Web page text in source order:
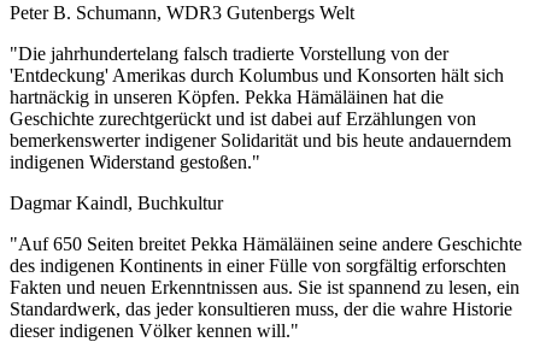
Peter B. Schumann, WDR3 Gutenbergs Welt
"Die jahrhundertelang falsch tradierte Vorstellung von der
'Entdeckung' Amerikas durch Kolumbus und Konsorten hält sich
hartnäckig in unseren Köpfen. Pekka Hämäläinen hat die
Geschichte zurechtgerückt und ist dabei auf Erzählungen von
bemerkenswerter indigener Solidarität und bis heute andauerndem
indigenen Widerstand gestoßen."
Dagmar Kaindl, Buchkultur
"Auf 650 Seiten breitet Pekka Hämäläinen seine andere Geschichte
des indigenen Kontinents in einer Fülle von sorgfältig erforschten
Fakten und neuen Erkenntnissen aus. Sie ist spannend zu lesen, ein
Standardwerk, das jeder konsultieren muss, der die wahre Historie
dieser indigenen Völker kennen will."